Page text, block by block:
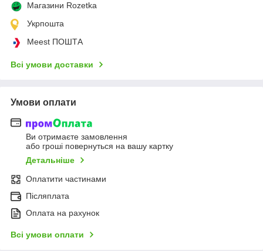
Магазини Rozetka
Укрпошта
Meest ПОШТА
Всі умови доставки
Умови оплати
Ви отримаєте замовлення
або гроші повернуться на вашу картку
Детальніше
Оплатити частинами
Післяплата
Оплата на рахунок
Всі умови оплати